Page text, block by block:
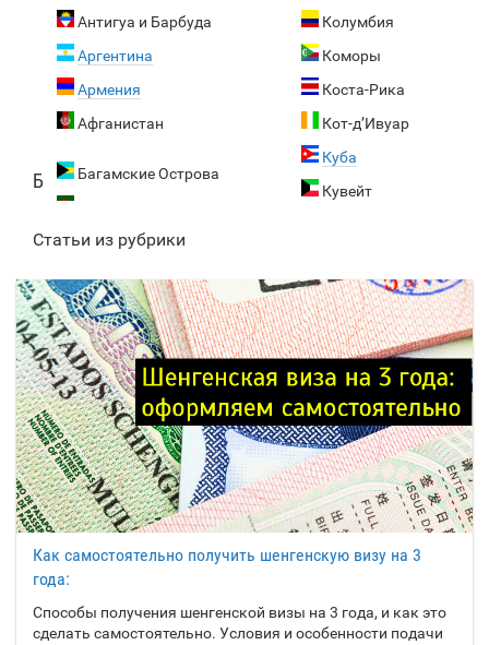
Антигуа и Барбуда
Аргентина
Армения
Афганистан
Б
Багамские Острова
Барбадос
Беларусь
Белиз
Бельгия
Бенин
Бермудские
Острова
Болгария
Боливия
Босния и
Герцеговина
Ботсвана
Колумбия
Коморы
Коста-Рика
Кот-д’Ивуар
Куба
Кувейт
Лесото
Либерия
Ливан
Ливия
Литва
Лихтенштейн
Люксембург
Маврикий
Мадагаскар
Статьи из рубрики
Как самостоятельно получить шенгенскую визу на 3
года:
Способы получения шенгенской визы на 3 года, и как это
сделать самостоятельно. Условия и особенности подачи